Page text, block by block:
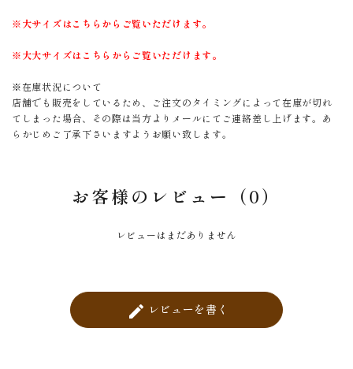
※大サイズはこちらからご覧いただけます。
※大大サイズはこちらからご覧いただけます。
※在庫状況について
店舗でも販売をしているため、ご注文のタイミングによって在庫が切れ
てしまった場合、その際は当方よりメールにてご連絡差し上げます。あ
らかじめご了承下さいますようお願い致します。
お客様のレビュー（0）
レビューはまだありません
create レビューを書く